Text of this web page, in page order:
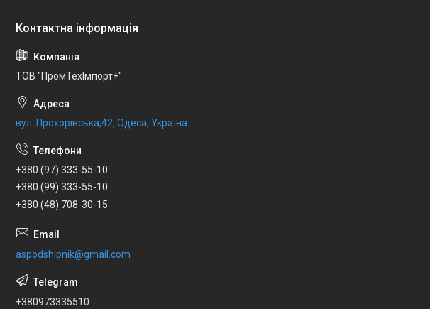
ТОВ "ПромТехІмпорт+"
вул. Прохорівська,42, Одеса, Україна
+380 (97) 333-55-10
+380 (99) 333-55-10
+380 (48) 708-30-15
aspodshipnik@gmail.com
+380973335510